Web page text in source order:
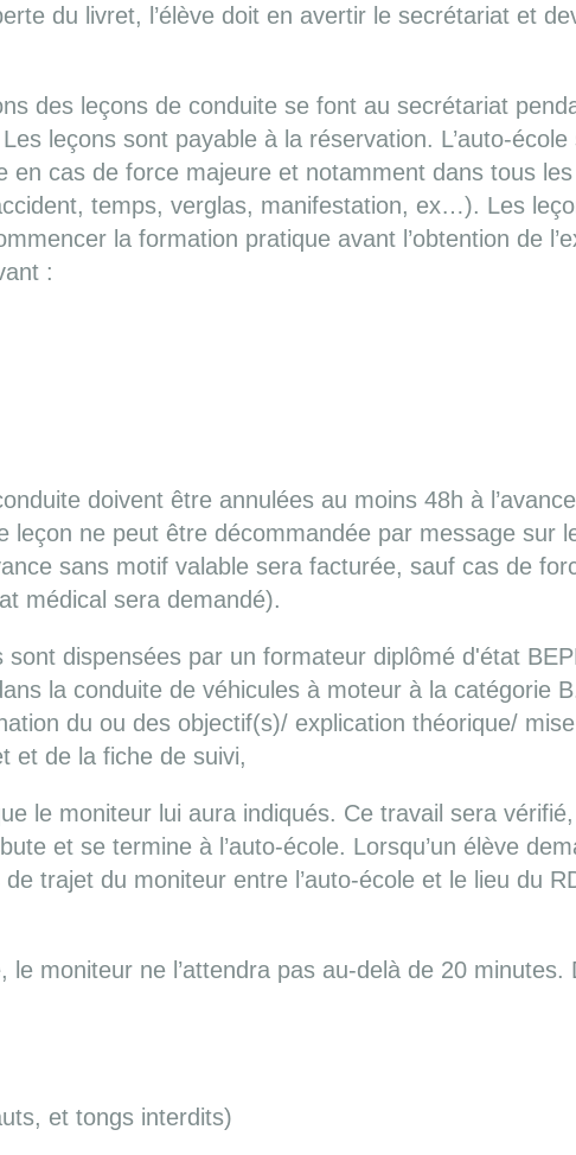
du livret, l’élève doit en avertir le secrétariat et
des leçons de conduite se font au secrétariat
leçons sont payable à la réservation. L’auto-
en cas de force majeure et notamment dans tous
temps, verglas, manifestation, ex…). Les
la formation pratique avant l’obtention de
:
doivent être annulées au moins 48h à
ne peut être décommandée par message sur
sans motif valable sera facturée, sauf cas de
médical sera demandé).
dispensées par un formateur diplômé d'état
la conduite de véhicules à moteur à la catégorie
du ou des objectif(s)/ explication théorique/
et de la fiche de suivi,
le moniteur lui aura indiqués. Ce travail sera
et se termine à l’auto-école. Lorsqu’un élève
trajet du moniteur entre l’auto-école et le lieu du
moniteur ne l’attendra pas au-delà de 20
et tongs interdits)